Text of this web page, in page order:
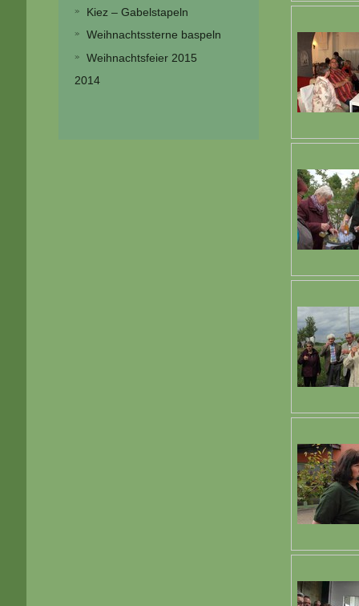
Kiez – Gabelstapeln
Weihnachtssterne baspeln
Weihnachtsfeier 2015
2014